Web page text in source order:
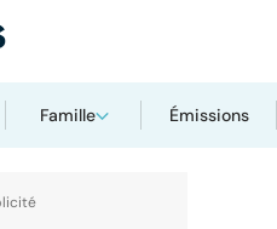
Famille Émissions